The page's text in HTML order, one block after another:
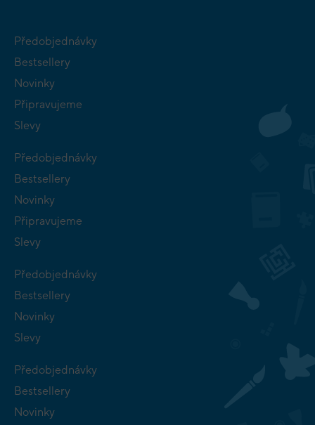
Předobjednávky
Bestsellery
Novinky
Připravujeme
Slevy
Předobjednávky
Bestsellery
Novinky
Připravujeme
Slevy
Předobjednávky
Bestsellery
Novinky
Slevy
Předobjednávky
Bestsellery
Novinky